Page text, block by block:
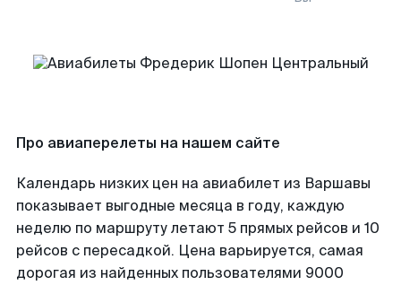
Про авиаперелеты на нашем сайте
Календарь низких цен на авиабилет из Варшавы
показывает выгодные месяца в году, каждую
неделю по маршруту летают 5 прямых рейсов и 10
рейсов с пересадкой. Цена варьируется, самая
дорогая из найденных пользователями 9000